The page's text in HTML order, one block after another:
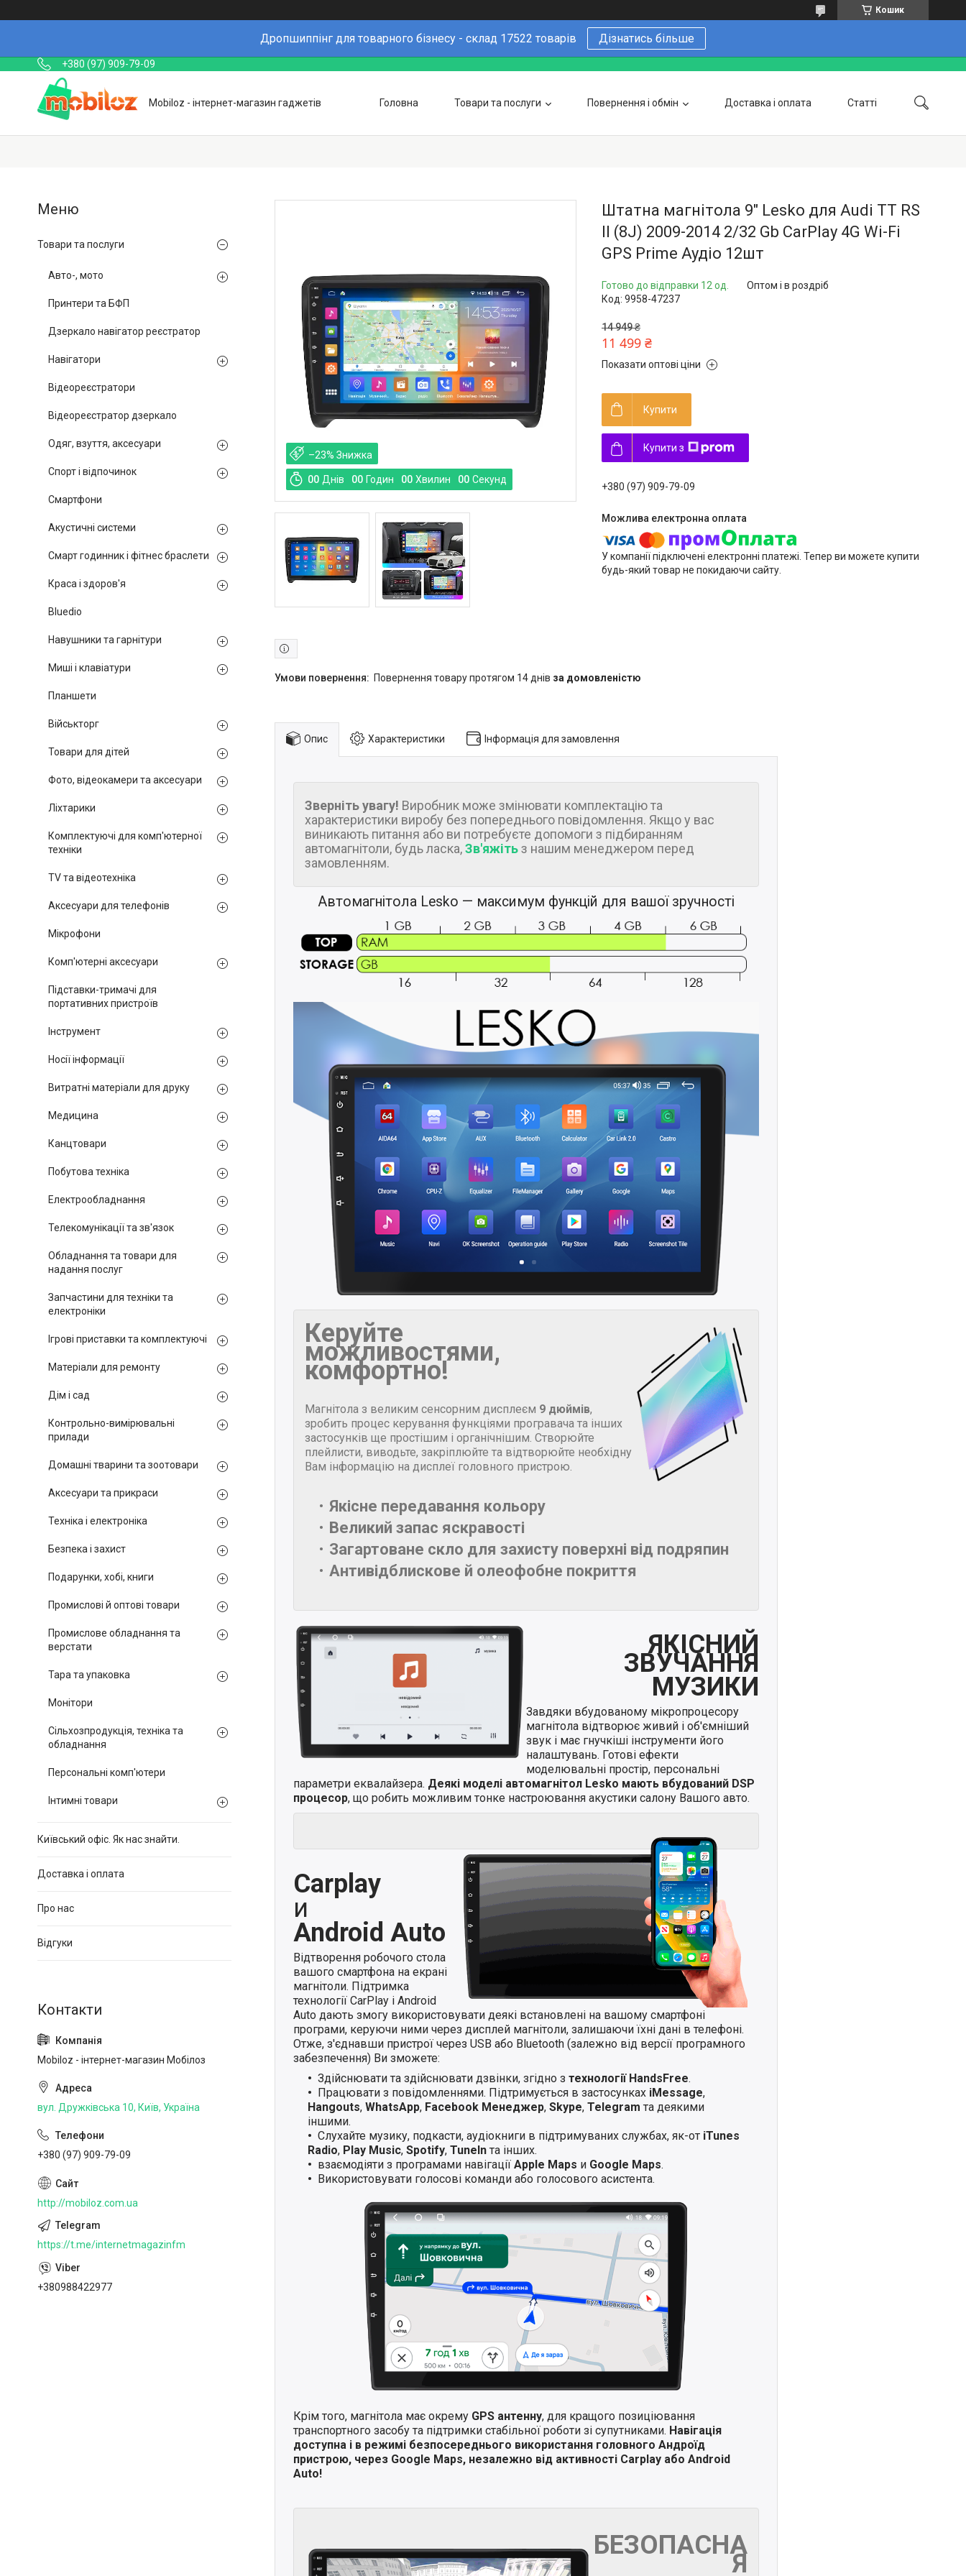
Кошик
Дропшиппінг для товарного бізнесу - склад 17522 товарів Дізнатись більше
+380 (97) 909-79-09
Mobiloz - інтернет-магазин гаджетів Головна Товари та послуги Повернення і обмін Доставка і оплата Статті
Оптовим покупцям Напишіть нам в Telegram Фотогалерея
–23%
00 Днів 00 Годин 00 Хвилин 00 Секунд
Штатна магнітола 9" Lesko для Audi TT RS
II (8J) 2009-2014 2/32 Gb CarPlay 4G Wi-Fi
GPS Prime Аудіо 12шт
Готово до відправки 12 од.
Оптом і в роздріб
Код: 9958-47237
14 949 ₴
11 499 ₴
Показати оптові ціни
Купити
Купити з
+380 (97) 909-79-09
У компанії підключені електронні платежі. Тепер ви можете купити
будь-який товар не покидаючи сайту.
повернення товару протягом 14 днів за домовленістю
Опис Характеристики Інформація для замовлення
Зверніть увагу! Виробник може змінювати комплектацію та
характеристики виробу без попереднього повідомлення. Якщо у вас
виникають питання або ви потребуєте допомоги з підбиранням
автомагнітоли, будь ласка,Зв'яжітьз нашим менеджером перед
замовленням.
Автомагнітола Lesko — максимум функцій для вашої зручності
Керуйте
можливостями,
комфортно!
Магнітола з великим сенсорним дисплеєм 9 дюймів,
зробить процес керування функціями програвача та інших
застосунків ще простішим і органічнішим. Створюйте
плейлисти, виводьте, закріплюйте та відтворюйте необхідну
Вам інформацію на дисплеї головного пристрою.
Якісне передавання кольору
Великий запас яскравості
Загартоване скло для захисту поверхні від подряпин
Антивідблискове й олеофобне покриття
ЯКІСНИЙ
ЗВУЧАННЯ
МУЗИКИ
Завдяки вбудованому мікропроцесору
магнітола відтворює живий і об'ємніший
звук і має гнучкіші інструменти його
налаштувань. Готові ефекти
моделювальні простір, персональні
параметри еквалайзера. Деякі моделі автомагнітол Lesko мають вбудований DSP
процесор, що робить можливим тонке настроювання акустики салону Вашого авто.
Carplay
и
Android Auto
Відтворення робочого стола
вашого смартфона на екрані
магнітоли. Підтримка
технології CarPlay і Android
Auto дають змогу використовувати деякі встановлені на вашому смартфоні
програми, керуючи ними через дисплей магнітоли, залишаючи їхні дані в телефоні.
Отже, з'єднавши пристрої через USB або Bluetooth (залежно від версії програмного
забезпечення) Ви зможете:
Здійснювати та здійснювати дзвінки, згідно з технології HandsFree.
Працювати з повідомленнями. Підтримується в застосунках iMessage,
Hangouts, WhatsApp, Facebook Менеджер, Skype, Telegram та деякими
іншими.
Слухайте музику, подкасти, аудіокниги в підтримуваних службах, як-от iTunes
Radio, Play Music, Spotify, TuneIn та інших.
взаємодіяти з програмами навігації Apple Maps и Google Maps.
Використовувати голосові команди або голосового асистента.
Крім того, магнітола має окрему GPS антенну, для кращого позиціювання
транспортного засобу та підтримки стабільної роботи зі супутниками. Навігація
доступна і в режимі безпосереднього використання головного Андроїд
пристрою, через Google Maps, незалежно від активності Carplay або Android
Auto!
БЕЗОПАСНА
Я
Товари та послуги
Авто-, мото
Принтери та БФП
Дзеркало навігатор реєстратор
Навігатори
Відеореєстратори
Відеореєстратор дзеркало
Одяг, взуття, аксесуари
Спорт і відпочинок
Смартфони
Акустичні системи
Смарт годинник і фітнес браслети
Краса і здоров'я
Bluedio
Навушники та гарнітури
Миші і клавіатури
Планшети
Військторг
Товари для дітей
Фото, відеокамери та аксесуари
Ліхтарики
Комплектуючі для комп'ютерної
техніки
TV та відеотехніка
Аксесуари для телефонів
Мікрофони
Комп'ютерні аксесуари
Підставки-тримачі для
портативних пристроїв
Інструмент
Носії інформації
Витратні матеріали для друку
Медицина
Канцтовари
Побутова техніка
Електрообладнання
Телекомунікації та зв'язок
Обладнання та товари для
надання послуг
Запчастини для техніки та
електроніки
Ігрові приставки та комплектуючі
Матеріали для ремонту
Дім і сад
Контрольно-вимірювальні
прилади
Домашні тварини та зоотовари
Аксесуари та прикраси
Техніка і електроніка
Безпека і захист
Подарунки, хобі, книги
Промислові й оптові товари
Промислове обладнання та
верстати
Тара та упаковка
Монітори
Сільхозпродукція, техніка та
обладнання
Персональні комп'ютери
Інтимні товари
Київський офіс. Як нас знайти.
Доставка і оплата
Про нас
Відгуки
Mobiloz - інтернет-магазин Мобілоз
вул. Дружківська 10, Київ, Україна
+380 (97) 909-79-09
http://mobiloz.com.ua
https://t.me/internetmagazinfm
+380988422977